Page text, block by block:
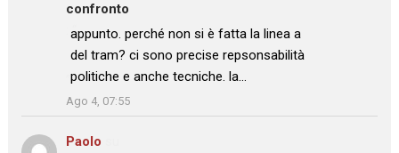
confronto
: “
appunto. perché non si è fatta la linea a
del tram? ci sono precise repsonsabilità
politiche e anche tecniche. la…
”
Ago 4, 07:55
Paolo